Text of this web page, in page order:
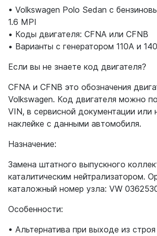
• Volkswagen Polo Sedan с
1.6 MPI
• Коды двигателя: CFNA или CFNB
• Варианты с генератором 110А и
Если вы не знаете код двигателя?
CFNA и CFNB это обозначения
Volkswagen. Код двигателя можно
VIN, в сервисной документации или
наклейке с данными автомобиля.
Назначение:
Замена штатного выпускного
каталитическим нейтрализатором.
каталожный номер узла: VW
Особенности:
• Альтернатива при выходе из